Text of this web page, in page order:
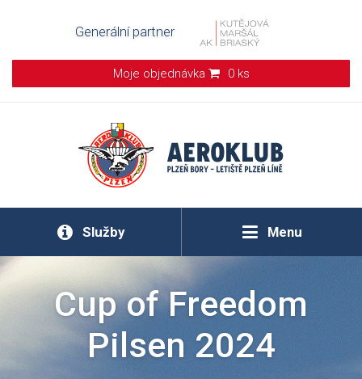
Generální partner
Moje objednávka 0 ks
Menu
Služby
Cup of Freedom
Pilsen 2024